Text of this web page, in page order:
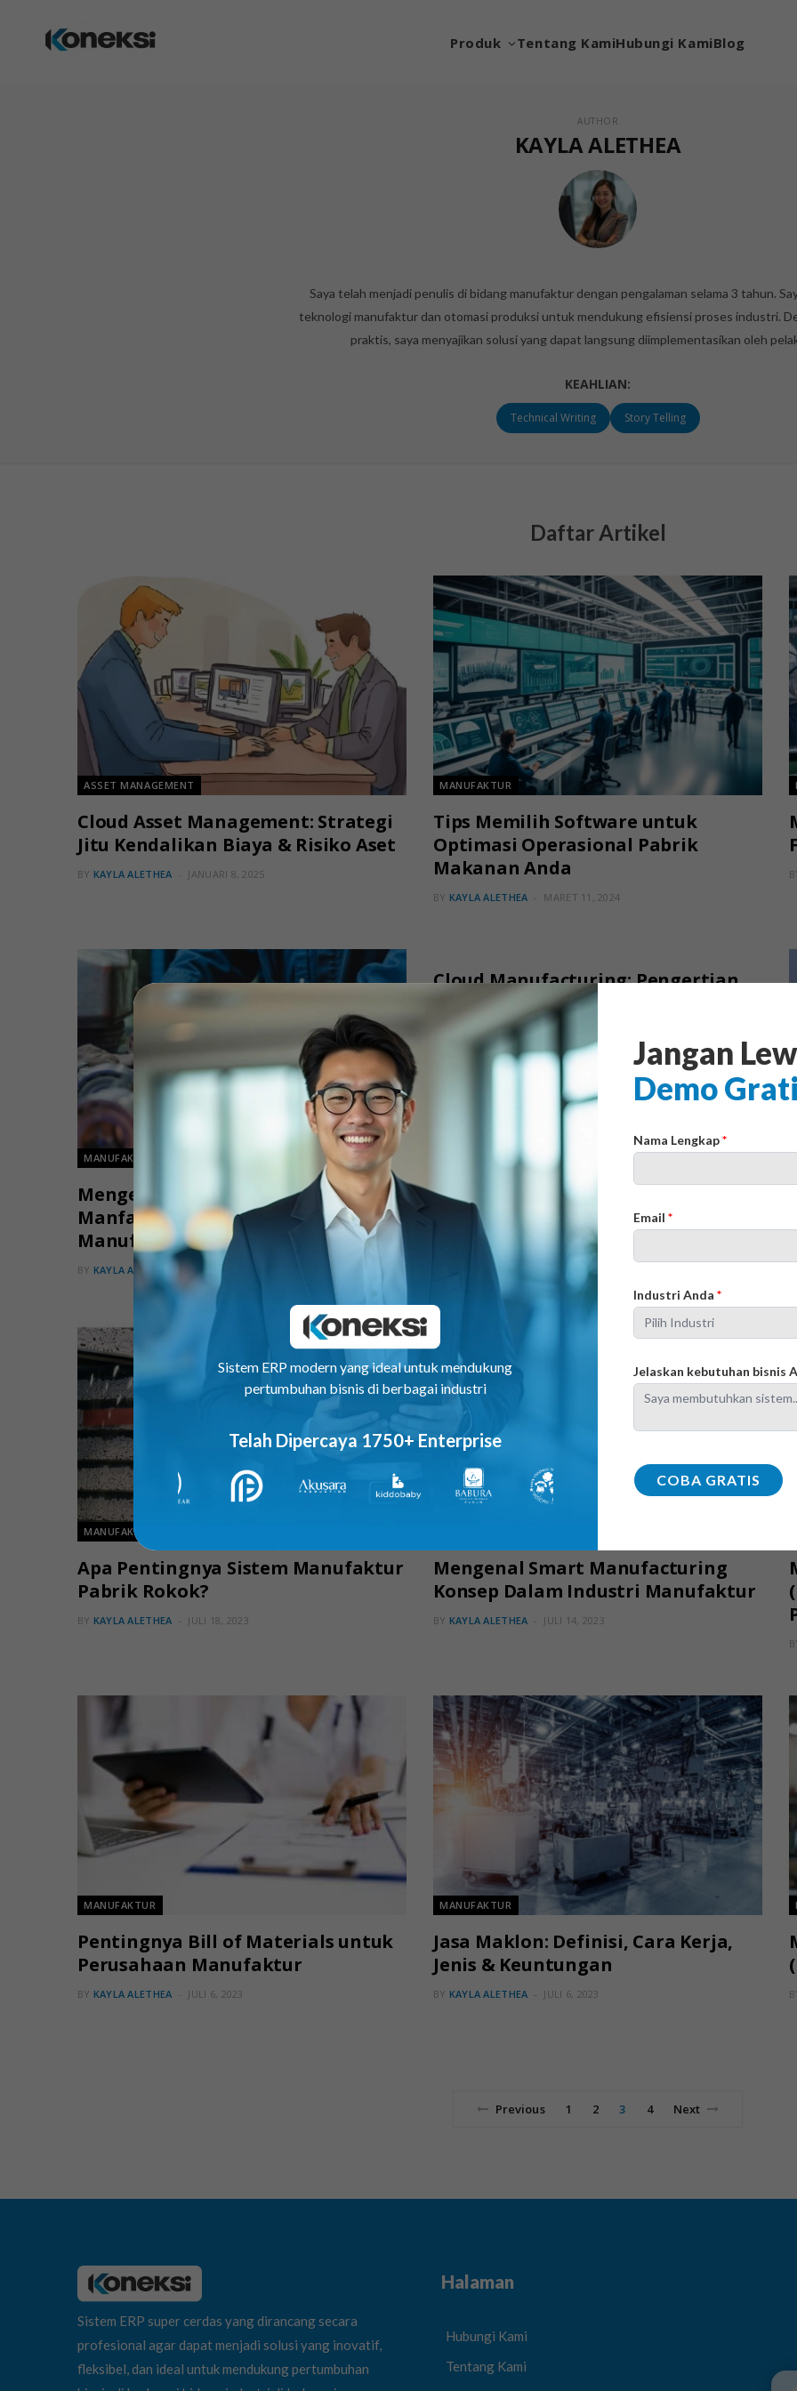
Sistem ERP modern yang ideal untuk mendukung
pertumbuhan bisnis di berbagai industri
Telah Dipercaya 1750+ Enterprise
Jangan
Demo
Nama Lengkap*
Email *
Industri Anda *
Jelaskan kebutuhan bisnis
COBA GRATIS
Produk Tentang KamiHubungi KamiBlog
AUTHOR
KAYLA ALETHEA
Saya telah menjadi penulis di bidang manufaktur dengan pengalaman selama 3 tahun.
teknologi manufaktur dan otomasi produksi untuk mendukung efisiensi proses industri.
praktis, saya menyajikan solusi yang dapat langsung diimplementasikan oleh
KEAHLIAN:
Technical Writing Story Telling
Daftar Artikel
ASSET MANAGEMENT
Cloud Asset Management: Strategi
Jitu Kendalikan Biaya & Risiko Aset
BY KAYLA ALETHEA JANUARI 8, 2025
MANUFAKTUR
Tips Memilih Software untuk
Optimasi Operasional Pabrik
Makanan Anda
BY KAYLA ALETHEA MARET 11, 2024
MANUFAKTUR
Mengenal Work Order dan
Manfaatnya untuk Bisnis
Manufaktur
BY KAYLA ALETHEA AGUSTUS 1, 2023
Cloud Manufacturing: Pengertian
dan Manfaatnya untuk Perusahaan
KAYLA ALETHEA
MANUFAKTUR
Apa Pentingnya Sistem Manufaktur
Pabrik Rokok?
BY KAYLA ALETHEA JULI 18, 2023
Mengenal Smart Manufacturing
Konsep Dalam Industri Manufaktur
BY KAYLA ALETHEA JULI 14, 2023
MANUFAKTUR
Pentingnya Bill of Materials untuk
Perusahaan Manufaktur
BY KAYLA ALETHEA JULI 6, 2023
MANUFAKTUR
Jasa Maklon: Definisi, Cara Kerja,
Jenis & Keuntungan
BY KAYLA ALETHEA JULI 6, 2023
Previous 1 2 3 4 Next
Sistem ERP super cerdas yang dirancang secara
profesional agar dapat menjadi solusi yang inovatif,
fleksibel, dan ideal untuk mendukung pertumbuhan
Halaman
Hubungi Kami
Tentang Kami